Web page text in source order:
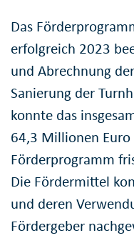
Das
erfolgreich 2023
und Abrechnung
Sanierung der
konnte das
64,3 Millionen Euro
Förderprogramm
Die Fördermittel
und deren
Fördergeber